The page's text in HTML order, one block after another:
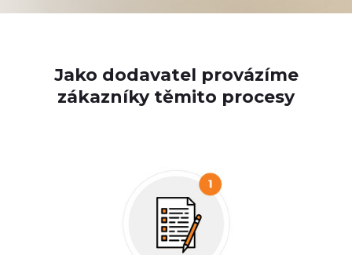
Jako dodavatel provázíme
zákazníky těmito procesy